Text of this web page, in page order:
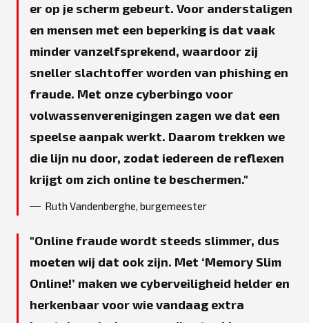
er op je scherm gebeurt. Voor anderstaligen
en mensen met een beperking is dat vaak
minder vanzelfsprekend, waardoor zij
sneller slachtoffer worden van phishing en
fraude. Met onze cyberbingo voor
volwassenverenigingen zagen we dat een
speelse aanpak werkt. Daarom trekken we
die lijn nu door, zodat iedereen de reflexen
krijgt om zich online te beschermen.
Ruth Vandenberghe, burgemeester
Online fraude wordt steeds slimmer, dus
moeten wij dat ook zijn. Met ‘Memory Slim
Online!’ maken we cyberveiligheid helder en
herkenbaar voor wie vandaag extra